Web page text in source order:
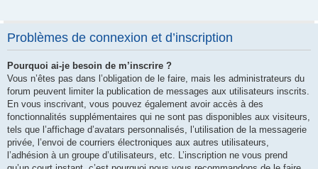
Problèmes de connexion et d’inscription
Pourquoi ai-je besoin de m’inscrire ?
Vous n’êtes pas dans l’obligation de le faire, mais les administrateurs du
forum peuvent limiter la publication de messages aux utilisateurs inscrits.
En vous inscrivant, vous pouvez également avoir accès à des
fonctionnalités supplémentaires qui ne sont pas disponibles aux visiteurs,
tels que l’affichage d’avatars personnalisés, l’utilisation de la messagerie
privée, l’envoi de courriers électroniques aux autres utilisateurs,
l’adhésion à un groupe d’utilisateurs, etc. L’inscription ne vous prend